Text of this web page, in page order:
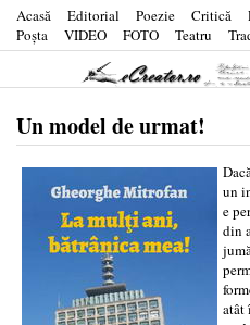
Acasă Editorial Poezie Critică
Poşta
VIDEO FOTO Teatru
Un model de urmat!
un
e
din
atât